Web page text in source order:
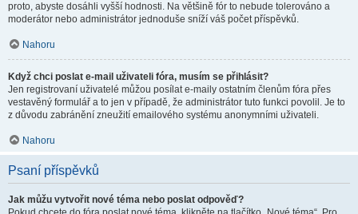
proto, abyste dosáhli vyšší hodnosti. Na většině fór to nebude tolerováno a
moderátor nebo administrátor jednoduše sníží váš počet příspěvků.
Nahoru
Když chci poslat e-mail uživateli fóra, musím se přihlásit?
Jen registrovaní uživatelé můžou posílat e-maily ostatním členům fóra přes
vestavěný formulář a to jen v případě, že administrátor tuto funkci povolil. Je to
z důvodu zabránění zneužití emailového systému anonymními uživateli.
Nahoru
Psaní příspěvků
Jak můžu vytvořit nové téma nebo poslat odpověď?